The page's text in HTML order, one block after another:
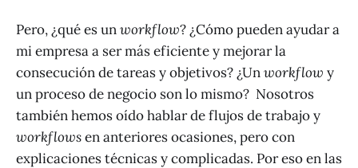
Pero, ¿qué es unworkflow? ¿Cómo pueden ayudar a
mi empresa a ser más eficiente y mejorar la
consecución de tareas y objetivos? ¿Unworkflow y
un proceso de negocio son lo mismo? Nosotros
también hemos oído hablar de flujos de trabajo y
workflowsen anteriores ocasiones, pero con
explicaciones técnicas y complicadas. Por eso en las